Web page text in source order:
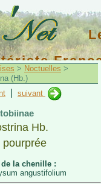
> Noctuelles >
(Hb.)
suivant
Hb.
pourprée
la chenille :
angustifolium